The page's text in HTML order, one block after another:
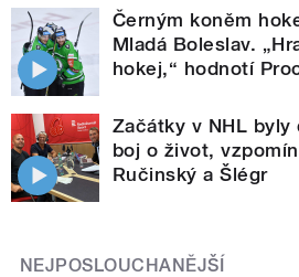
Černým koněm
Mladá Boleslav.
hokej,“ hodnotí
Začátky v NHL
boj o život,
Ručinský a Šlégr
NEJPOSLOUCHANĚJŠÍ